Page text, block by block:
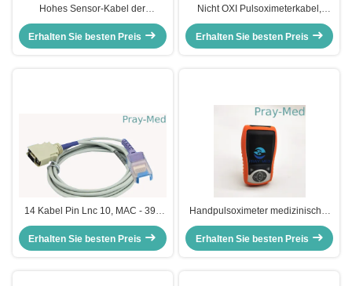
Hohes Sensor-Kabel der
Haltbarkeits-Spo2, Pulsoximeter-
Kabel 6 Pin-Verbindungsstück
0010 - 30 - 42625
Erhalten Sie besten Preis
Nicht OXI Pulsoximeterkabel,
Spacelabs Ultraview Spo2 Sensor
Kabel
Erhalten Sie besten Preis
14 Kabel Pin Lnc 10, MAC - 395
Kabel -Pulsoximeter-Spo2
Erhalten Sie besten Preis
Handpulsoximeter medizinischer
Ausrüstung 250bpm SPO2 4AAA
mit Temperatur
Erhalten Sie besten Preis